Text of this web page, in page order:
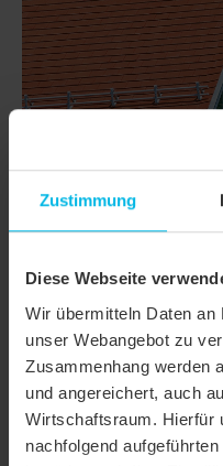
Zustimmung
Diese Webseite
Wir übermitteln Daten an
unser Webangebot zu
Zusammenhang werden
und angereichert, auch
Wirtschaftsraum. Hierfür
nachfolgend
DETAILS
MODELL
Produktfamilie
Produktgruppe